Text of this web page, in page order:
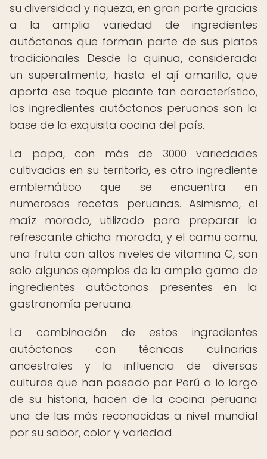
su diversidad y riqueza, en gran parte gracias
a la amplia variedad de ingredientes
autóctonos que forman parte de sus platos
tradicionales. Desde la quinua, considerada
un superalimento, hasta el ají amarillo, que
aporta ese toque picante tan característico,
los ingredientes autóctonos peruanos son la
base de la exquisita cocina del país.
La papa, con más de 3000 variedades
cultivadas en su territorio, es otro ingrediente
emblemático que se encuentra en
numerosas recetas peruanas. Asimismo, el
maíz morado, utilizado para preparar la
refrescante chicha morada, y el camu camu,
una fruta con altos niveles de vitamina C, son
solo algunos ejemplos de la amplia gama de
ingredientes autóctonos presentes en la
gastronomía peruana.
La combinación de estos ingredientes
autóctonos con técnicas culinarias
ancestrales y la influencia de diversas
culturas que han pasado por Perú a lo largo
de su historia, hacen de la cocina peruana
una de las más reconocidas a nivel mundial
por su sabor, color y variedad.